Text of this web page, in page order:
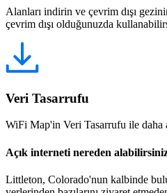
Alanları indirin ve çevrim dışı
çevrim dışı olduğunuzda
Veri Tasarrufu
WiFi Map'in Veri Tasarrufu ile daha
Açık interneti nereden
Littleton, Colorado'nun kalbinde